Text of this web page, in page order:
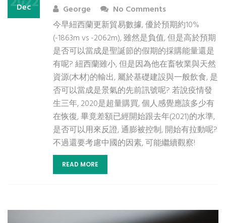
Dec George
No Comments
今早紐西蘭更新貿易數據, 優於預期約10%
(-1863m vs -2062m), 雖然是負值, 但是高於預期
是否可以當成是聖誕節的假期的採購能量還是
有呢? 紐西蘭雖小, 但是因為他在畜牧業與天然
資源(木材)的輸出, 屬於基礎建設與一般飲食, 是
否可以當成是景氣的先前訊號呢? 若說疫情發
生三年, 2020是超量購買, 個人感覺應該多少有
在恢復, 畢竟差額已經開始跟去年(2021)的水準,
是否可以用來反證, 通膨被控制, 開始有拉動呢?
不過還要考慮中國的因素, 可能繼續觀察!
READ MORE